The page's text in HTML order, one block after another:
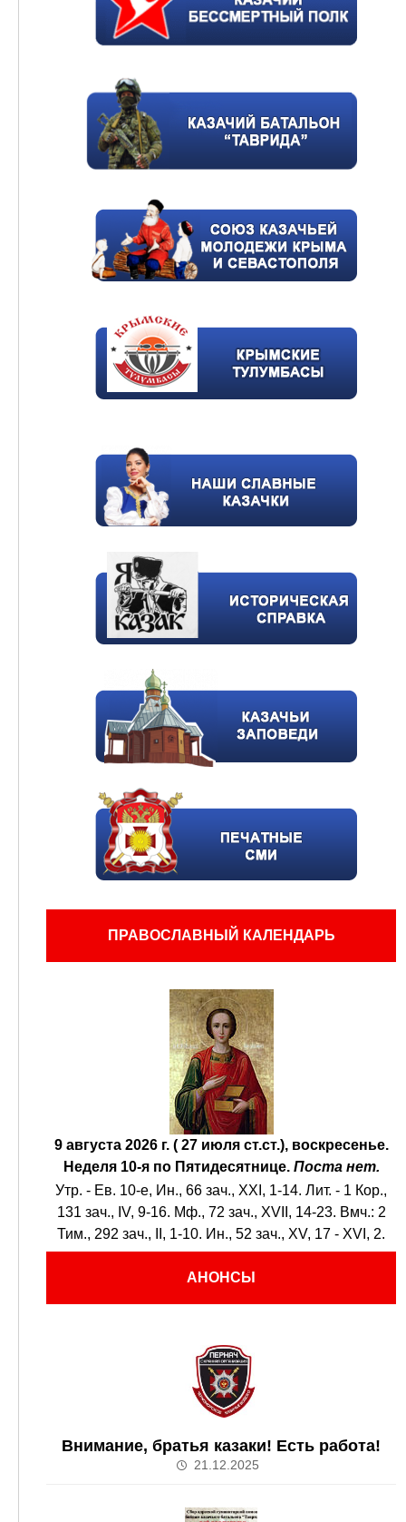
ПРАВОСЛАВНЫЙ КАЛЕНДАРЬ
9 августа 2026 г. ( 27 июля ст.ст.), воскресенье.
Неделя 10-я по Пятидесятнице. Поста нет.
Утр. - Ев. 10-е, Ин., 66 зач., XXI, 1-14. Лит. - 1 Кор.,
131 зач., IV, 9-16. Мф., 72 зач., XVII, 14-23. Вмч.: 2
Тим., 292 зач., II, 1-10. Ин., 52 зач., XV, 17 - XVI, 2.
АНОНСЫ
Внимание, братья казаки! Есть работа!
21.12.2025